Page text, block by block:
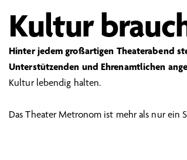
Kultur
Hinter jedem großartigen Theaterabend
Unterstützenden und Ehrenamtlichen
Kultur lebendig halten.
Das Theater Metronom ist mehr als nur ein